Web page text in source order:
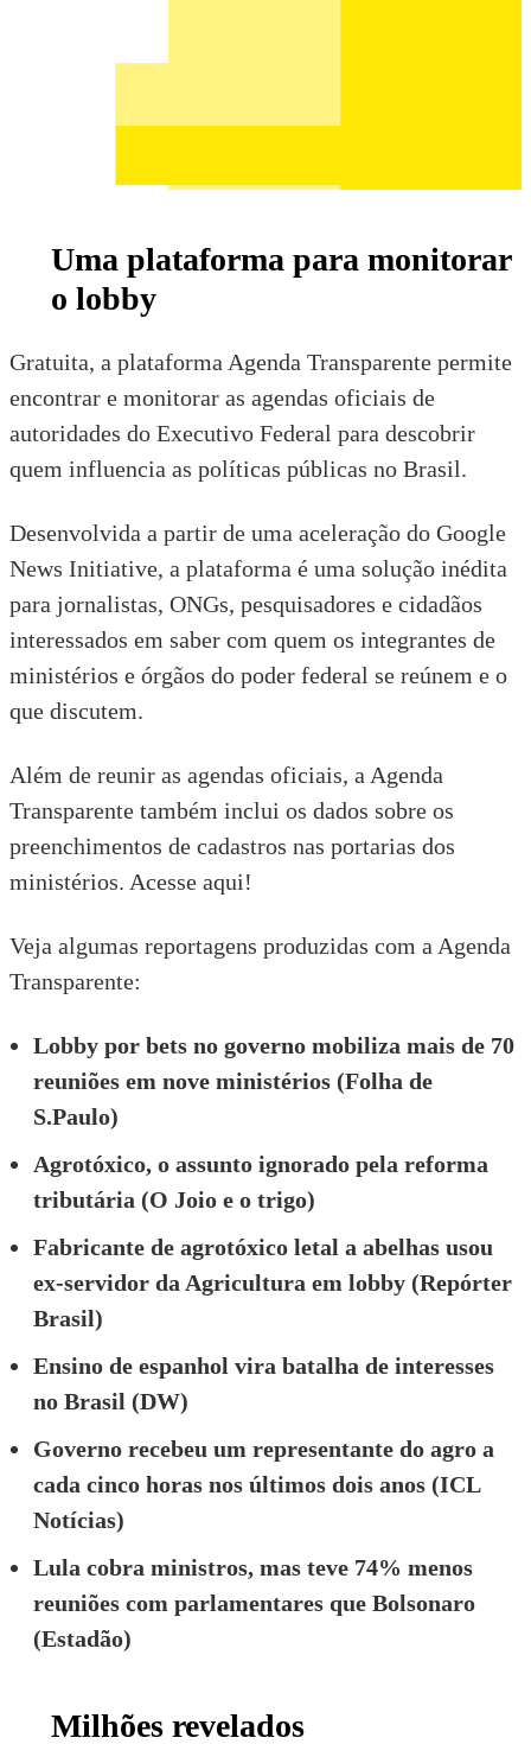
Uma plataforma para monitorar
o lobby
Gratuita, a plataforma Agenda Transparente permite
encontrar e monitorar as agendas oficiais de
autoridades do Executivo Federal para descobrir
quem influencia as políticas públicas no Brasil.
Desenvolvida a partir de uma aceleração do Google
News Initiative, a plataforma é uma solução inédita
para jornalistas, ONGs, pesquisadores e cidadãos
interessados em saber com quem os integrantes de
ministérios e órgãos do poder federal se reúnem e o
que discutem.
Além de reunir as agendas oficiais, a Agenda
Transparente também inclui os dados sobre os
preenchimentos de cadastros nas portarias dos
ministérios. Acesse aqui!
Veja algumas reportagens produzidas com a Agenda
Transparente:
Lobby por bets no governo mobiliza mais de 70
reuniões em nove ministérios (Folha de
S.Paulo)
Agrotóxico, o assunto ignorado pela reforma
tributária (O Joio e o trigo)
Fabricante de agrotóxico letal a abelhas usou
ex-servidor da Agricultura em lobby (Repórter
Brasil)
Ensino de espanhol vira batalha de interesses
no Brasil (DW)
Governo recebeu um representante do agro a
cada cinco horas nos últimos dois anos (ICL
Notícias)
Lula cobra ministros, mas teve 74% menos
reuniões com parlamentares que Bolsonaro
(Estadão)
Milhões revelados